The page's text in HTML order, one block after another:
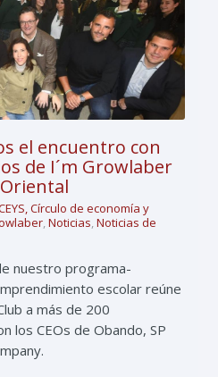
el encuentro con
de I´m Growlaber
Círculo de economía y
,Noticias,Noticias de
nuestro programa-
escolar reúne
a más de 200
los CEOs de Obando, SP